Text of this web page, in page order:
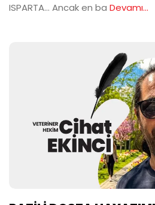
ISPARTA… Ancak en ba Devamı...